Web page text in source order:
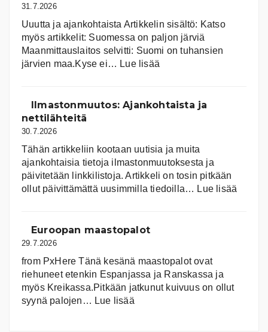
31.7.2026
Uuutta ja ajankohtaista Artikkelin sisältö: Katso
myös artikkelit: Suomessa on pal­jon jär­viä
Maanmittauslaitos selvitti: Suomi on tuhansien
järvien maa.Kyse ei… Lue lisää
ja
Ilmastonmuutos: Ajankohtaista ja
nettilähteitä
30.7.2026
Tähän artikkeliin kootaan uutisia ja muita
ajankohtaisia tietoja ilmastonmuutoksesta ja
päivitetään linkkilistoja. Artikkeli on tosin pitkään
ollut päivittämättä uusimmilla tiedoilla… Lue lisää
Euroopan maastopalot
29.7.2026
from PxHere Tänä kesänä maastopalot ovat
riehuneet etenkin Espanjassa ja Ranskassa ja
myös Kreikassa.Pitkään jatkunut kuivuus on ollut
syynä palojen… Lue lisää: